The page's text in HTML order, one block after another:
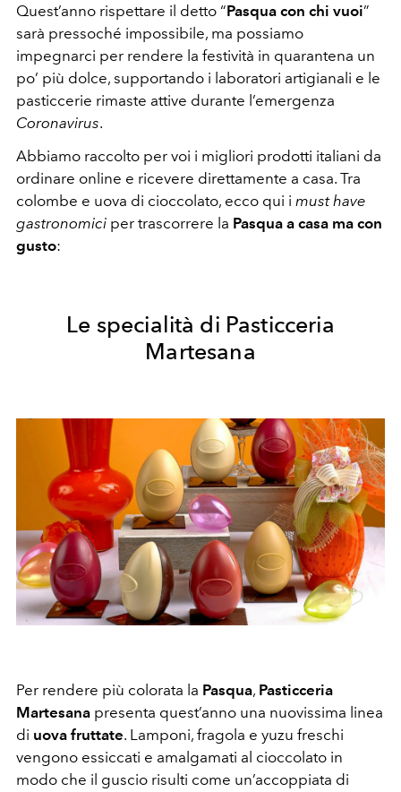
Quest’anno rispettare il detto “Pasqua con chi vuoi”
sarà pressoché impossibile, ma possiamo
impegnarci per rendere la festività in quarantena un
po’ più dolce, supportando i laboratori artigianali e le
pasticcerie rimaste attive durante l’emergenza
Coronavirus.
Abbiamo raccolto per voi i migliori prodotti italiani da
ordinare online e ricevere direttamente a casa. Tra
colombe e uova di cioccolato, ecco qui i must have
gastronomici per trascorrere la Pasqua a casa ma con
gusto:
Le specialità di Pasticceria
Martesana
Per rendere più colorata la Pasqua, Pasticceria
Martesana presenta quest’anno una nuovissima linea
di uova fruttate. Lamponi, fragola e yuzu freschi
vengono essiccati e amalgamati al cioccolato in
modo che il guscio risulti come un’accoppiata di